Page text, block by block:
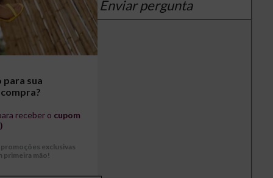
Enviar pergunta
para sua
receber o cupom
exclusivas
primeira mão!